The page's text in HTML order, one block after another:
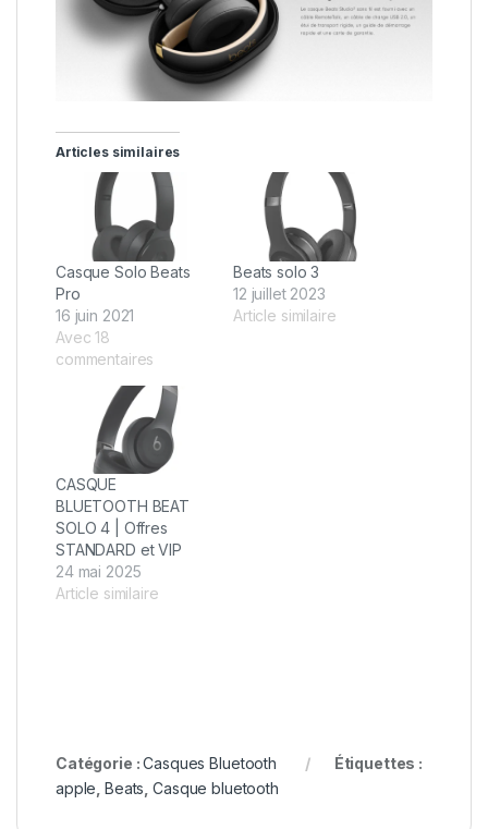
Articles similaires
Casque Solo Beats
Pro
16 juin 2021
Avec 18
commentaires
Beats solo 3
12 juillet 2023
Article similaire
CASQUE
BLUETOOTH BEAT
SOLO 4 | Offres
STANDARD et VIP
24 mai 2025
Article similaire
Catégorie :Casques Bluetooth
Étiquettes :
apple ,Beats ,Casque bluetooth